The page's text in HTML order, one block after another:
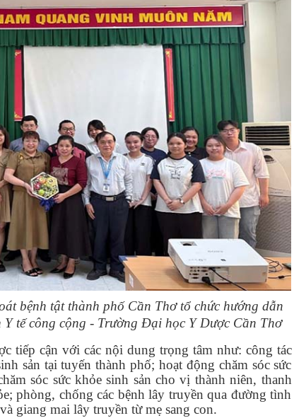
bệnh tật thành phố Cần Thơ tổ chức hướng dẫn
tế công cộng - Trường Đại học Y Dược Cần Thơ
tiếp cận với các nội dung trọng tâm như: công tác
sản tại tuyến thành phố; hoạt động chăm sóc sức
sóc sức khỏe sinh sản cho vị thành niên, thanh
phòng, chống các bệnh lây truyền qua đường tình
giang mai lây truyền từ mẹ sang con.